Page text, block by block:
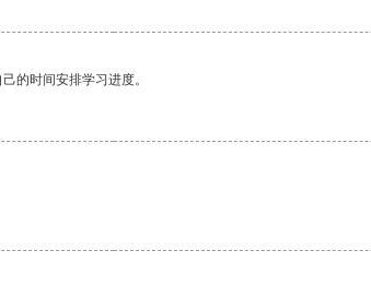
的时间安排学习进度。